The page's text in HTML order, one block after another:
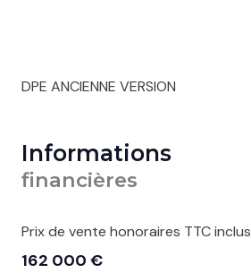
DPE ANCIENNE VERSION
Informations
financières
Prix de vente honoraires TTC inclus
162 000 €